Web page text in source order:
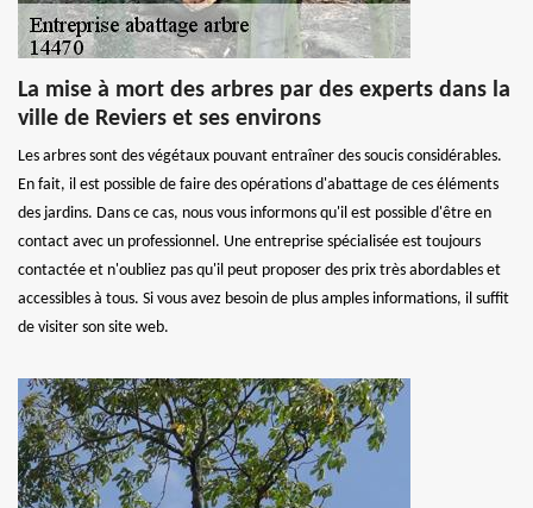
La mise à mort des arbres par des experts dans la
ville de Reviers et ses environs
Les arbres sont des végétaux pouvant entraîner des soucis considérables.
En fait, il est possible de faire des opérations d'abattage de ces éléments
des jardins. Dans ce cas, nous vous informons qu'il est possible d'être en
contact avec un professionnel. Une entreprise spécialisée est toujours
contactée et n'oubliez pas qu'il peut proposer des prix très abordables et
accessibles à tous. Si vous avez besoin de plus amples informations, il suffit
de visiter son site web.